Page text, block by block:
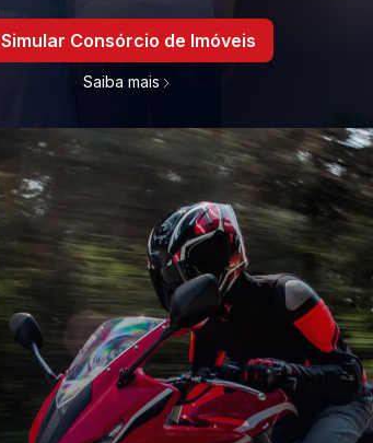
Simular Consórcio de Imóveis
Saiba mais